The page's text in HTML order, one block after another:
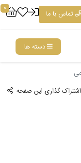
تماس با ما
0
دسته ها
اشتراک گذاری این صفحه